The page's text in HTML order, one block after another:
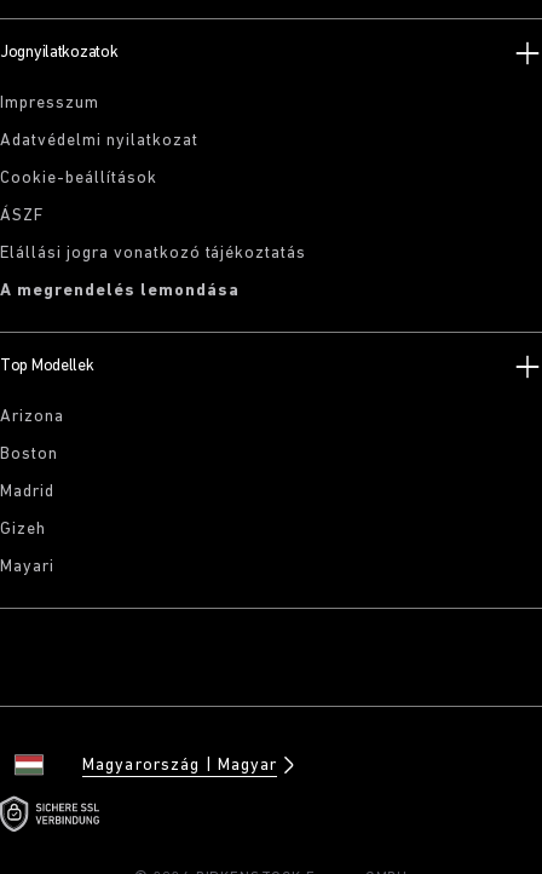
Jognyilatkozatok
Impresszum
Adatvédelmi nyilatkozat
Cookie-beállítások
ÁSZF
Elállási jogra vonatkozó tájékoztatás
A megrendelés lemondása
Top Modellek
Arizona
Boston
Madrid
Gizeh
Mayari
Magyarország Magyar